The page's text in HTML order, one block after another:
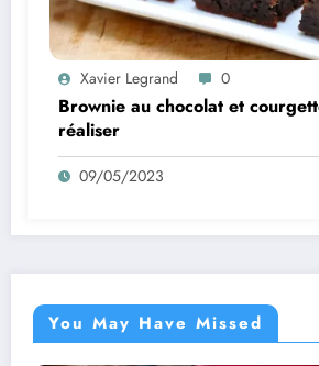
Xavier Legrand 0
Brownie au chocolat et
réaliser
09/05/2023
You May Have Missed